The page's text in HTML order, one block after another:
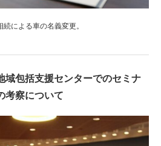
による車の名義変更。
域包括支援センターでのセミナ
考察について